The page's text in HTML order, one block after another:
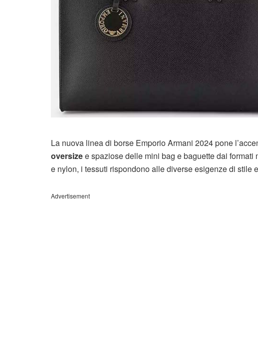
La nuova linea di borse Emporio Armani 2024 pone
oversizee spaziose delle mini bag e baguette dai
e nylon, i tessuti rispondono alle diverse esigenze di stile
Advertisement